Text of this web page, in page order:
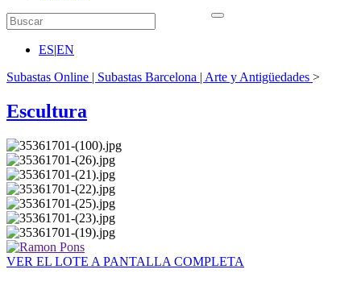
ES|EN
Subastas Online | Subastas Barcelona | Arte y Antigüedades >
Escultura
VER EL LOTE A PANTALLA COMPLETA